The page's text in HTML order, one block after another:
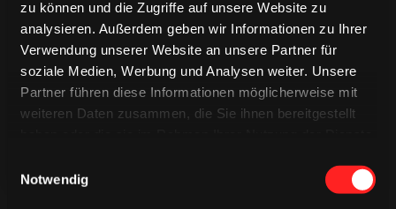
zu können und die Zugriffe auf unsere Website zu
analysieren. Außerdem geben wir Informationen zu Ihrer
Verwendung unserer Website an unsere Partner für
soziale Medien, Werbung und Analysen weiter. Unsere
Partner führen diese Informationen möglicherweise mit
weiteren Daten zusammen, die Sie ihnen bereitgestellt
Notwendig
CAPS & CO
CAPS & CO
CAPS & CO